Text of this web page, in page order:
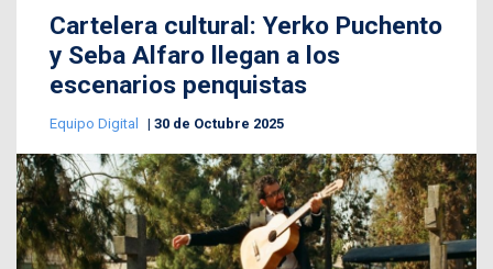
Cartelera cultural: Yerko Puchento
y Seba Alfaro llegan a los
escenarios penquistas
Equipo Digital 30 de Octubre 2025